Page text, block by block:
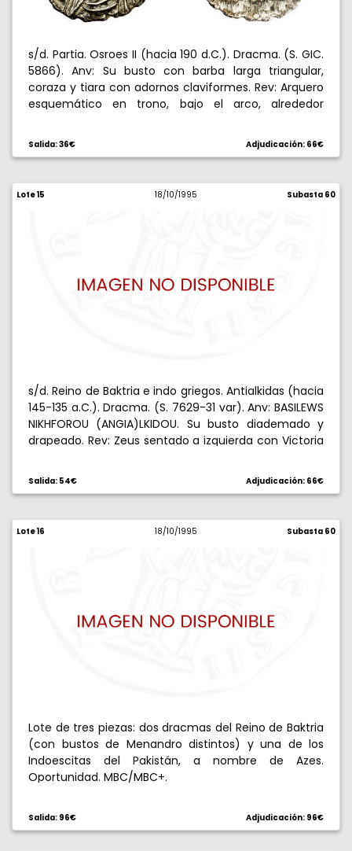
s/d. Partia. Osroes II (hacia 190 d.C.). Dracma. (S. GIC.
5866). Anv: Su busto con barba larga triangular,
coraza y tiara con adornos claviformes. Rev: Arquero
esquemático en trono, bajo el arco, alrededor
parta. 3,88 g. EBC-.
Salida: 36€ Adjudicación: 66€
Lote 15 18/10/1995 Subasta 60
s/d. Reino de Baktria e indo griegos. Antialkidas (hacia
145-135 a.C.). Dracma. (S. 7629-31 var). Anv: BASILEWS
NIKHFOROU (ANGIA)LKIDOU. Su busto diademado y
drapeado. Rev: Zeus sentado a izquierda con Victoria
leyenda karosti alrededor. 2,45 g. MBC+/EBC.
Salida: 54€ Adjudicación: 66€
Lote 16 18/10/1995 Subasta 60
Lote de tres piezas: dos dracmas del Reino de Baktria
(con bustos de Menandro distintos) y una de los
Indoescitas del Pakistán, a nombre de Azes.
Oportunidad. MBC/MBC+.
Salida: 96€ Adjudicación: 96€